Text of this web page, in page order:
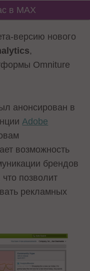
в MAX
версию нового
,
Omniture
анонсирован в
Adobe
возможность
брендов
позволит
рекламных